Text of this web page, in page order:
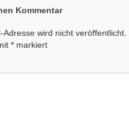
Kommentar
Adresse wird nicht veröffentlicht.
* markiert